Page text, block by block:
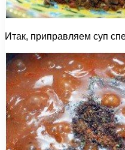
Итак, приправляем суп